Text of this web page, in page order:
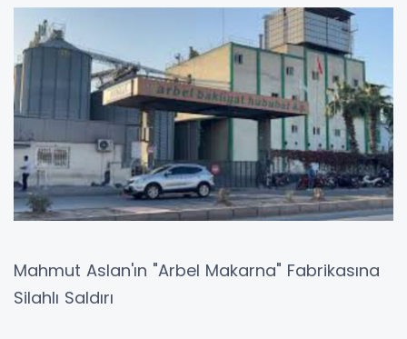
Mahmut Aslan'ın "Arbel Makarna" Fabrikasına
Silahlı Saldırı